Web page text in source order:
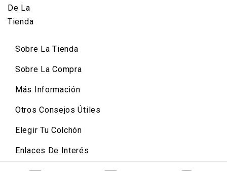
De La
Tienda
Sobre La Tienda
Sobre La Compra
Más Información
Otros Consejos Útiles
Elegir Tu Colchón
Enlaces De Interés